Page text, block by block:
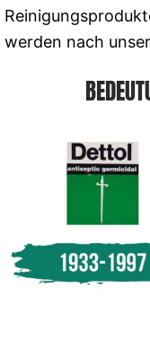
werden nach